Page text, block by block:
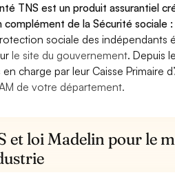
TNS est un produit assurantiel
complément de la Sécurité sociale
sociale des indépendants
le site du gouvernement. Depuis
charge par leur Caisse Primaire
de votre département.
et loi Madelin pour le